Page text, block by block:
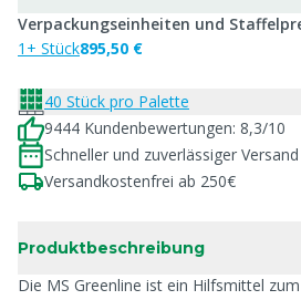
Verpackungseinheiten und
1+ Stück895,50 €
40 Stück pro Palette
9444 Kundenbewertungen: 8,3/10
Schneller und zuverlässiger Versand
Versandkostenfrei ab 250€
Produktbeschreibung
Die MS Greenline ist ein Hilfsmittel